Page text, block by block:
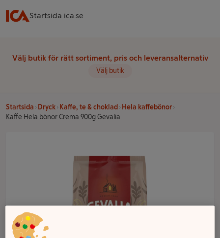
Startsida ica.se
Välj butik för rätt sortiment, pris och leveransalternativ
Välj butik
Startsida Dryck Kaffe, te & choklad
Hela kaffebönor
Kaffe Hela bönor Crema 900g Gevalia